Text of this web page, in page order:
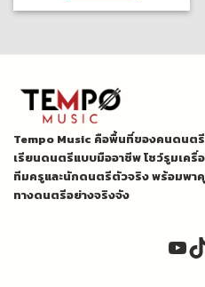
Tempo Music คือพื้นที่ของคนดนตรี
เรียนดนตรีแบบมืออาชีพ โชว์รูมเครื่
ทีมครูและนักดนตรีตัวจริง พร้อมพา
ทางดนตรีอย่างจริงจัง